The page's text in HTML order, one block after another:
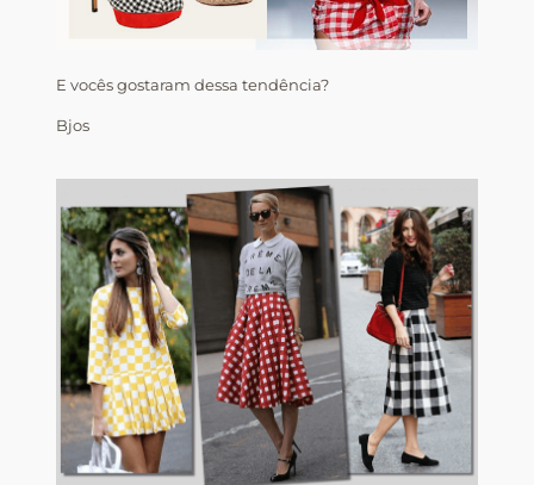
E vocês gostaram dessa tendência?
Bjos